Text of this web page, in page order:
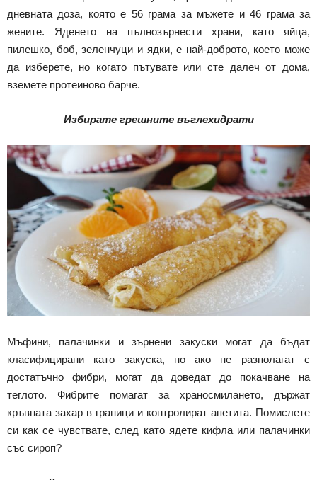
дневната доза, която е 56 грама за мъжете и 46 грама за
жените. Яденето на пълнозърнести храни, като яйца,
пилешко, боб, зеленчуци и ядки, е най-доброто, което може
да изберете, но когато пътувате или сте далеч от дома,
вземете протеиново барче.
Избирате грешните въглехидрати
Мъфини, палачинки и зърнени закуски могат да бъдат
класифицирани като закуска, но ако не разполагат с
достатъчно фибри, могат да доведат до покачване на
теглото. Фибрите помагат за храносмилането, държат
кръвната захар в граници и контролират апетита. Помислете
си как се чувствате, след като ядете кифла или палачинки
със сироп?